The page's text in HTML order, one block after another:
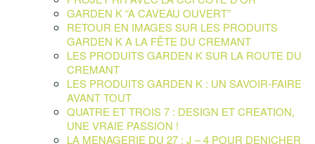
GARDEN K “A CAVEAU OUVERT”
RETOUR EN IMAGES SUR LES PRODUITS
GARDEN K A LA FÊTE DU CREMANT
LES PRODUITS GARDEN K SUR LA ROUTE DU
CREMANT
LES PRODUITS GARDEN K : UN SAVOIR-FAIRE
AVANT TOUT
QUATRE ET TROIS 7 : DESIGN ET CREATION,
UNE VRAIE PASSION !
LA MENAGERIE DU 27 : J – 4 POUR DENICHER